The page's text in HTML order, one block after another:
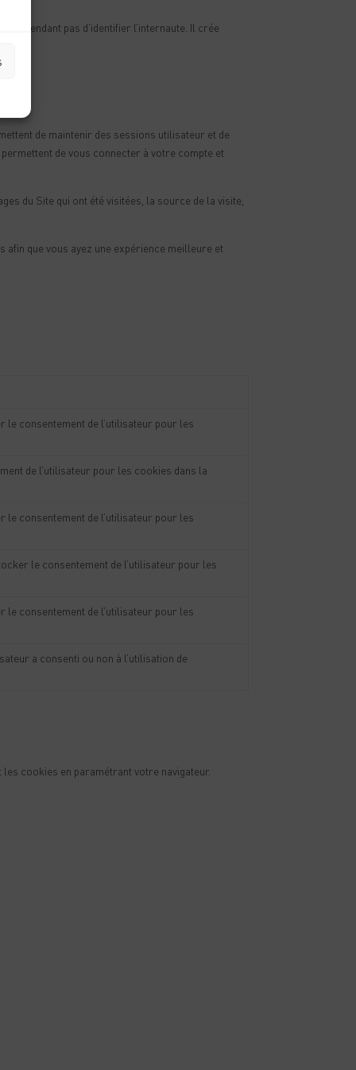
cependant pas d’identifier l’internaute. Il crée
de maintenir des sessions utilisateur et de
de vous connecter à votre compte et
du Site qui ont été visitées, la source de la visite,
que vous ayez une expérience meilleure et
le consentement de l’utilisateur pour les
de l’utilisateur pour les cookies dans la
le consentement de l’utilisateur pour les
le consentement de l’utilisateur pour les
le consentement de l’utilisateur pour les
a consenti ou non à l’utilisation de
cookies en paramétrant votre navigateur.